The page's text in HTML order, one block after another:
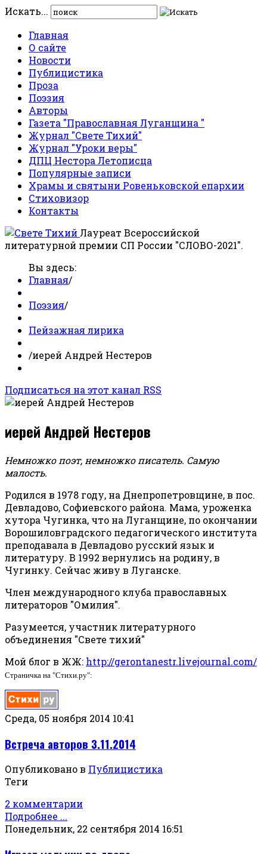
Искать...
Главная
О сайте
Новости
Публицистика
Проза
Поэзия
Авторы
Газета "Православная Луганщина "
Журнал "Свете Тихий"
Журнал "Уроки веры"
ДПЦ Нестора Летописца
Популярные записи
Храмы и святыни Ровеньковской епархии
Стиховизор
Контакты
Лауреат Всероссийской
литературной премии СП России "СЛОВО-2021".
Вы здесь:
Главная/
Поэзия/
Пейзажная лирика
/иерей Андрей Нестеров
Подписаться на этот канал RSS
иерей Андрей Нестеров
Немножко поэт, немножко писатель. Самую
малость.
Родился в 1978 году, на Днепропетровщине, в пос.
Девладово, Софиевского района. Мама, уроженка
хутора Чугинка, что на Луганщине, по окончании
Ворошиловградского педагогического института
преподавала в Девладово русский язык и
литературу. В 1992 вернулись на родину, в
Чугинку. Сейчас живу в Луганске.
Член международного клуба православных
литераторов "Омилия".
Разумеется, участник литературного
объединения "Свете тихий"
Мой блог в ЖЖ: http://gerontanestr.livejournal.com/
Страничка на "Стихи.ру":
Среда, 05 ноября 2014 10:41
Встреча авторов 3.11.2014
Опубликовано в Публицистика
Теги
2 комментарии
Подробнее ...
Понедельник, 22 сентября 2014 16:51